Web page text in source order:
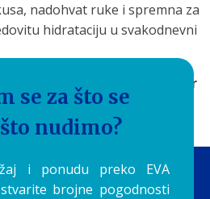
nadohvat ruke i spremna za
hidrataciju u svakodnevni
dijelove na aquilia.hr
potrebama svojeg
se za što se
nudimo?
i ponudu preko EVA
brojne pogodnosti